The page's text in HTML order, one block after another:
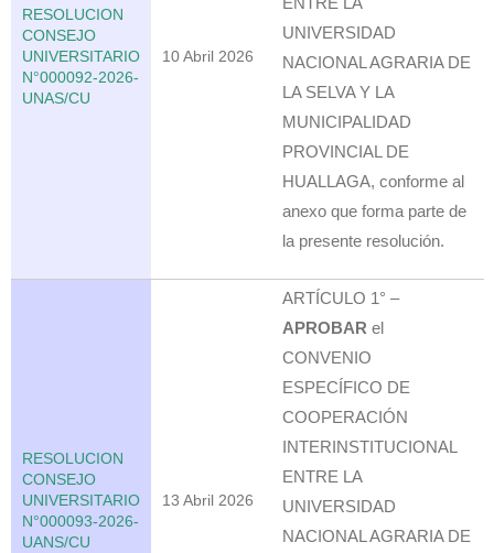
RESOLUCION
CONSEJO
UNIVERSITARIO
N°000092-2026-
UNAS/CU
10 Abril 2026
UNIVERSIDAD
NACIONAL AGRARIA DE
LA SELVA Y LA
MUNICIPALIDAD
PROVINCIAL DE
HUALLAGA, conforme al
anexo que forma parte de
la presente resolución.
RESOLUCION
CONSEJO
UNIVERSITARIO
N°000093-2026-
UANS/CU
13 Abril 2026
ARTÍCULO 1° –
APROBARel
CONVENIO
ESPECÍFICO DE
COOPERACIÓN
INTERINSTITUCIONAL
ENTRE LA
UNIVERSIDAD
NACIONAL AGRARIA DE